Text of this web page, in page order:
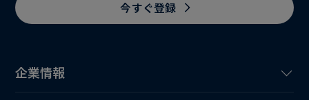
企業情報
今すぐ登録